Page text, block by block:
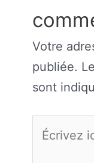
Votre
publiée.
sont
Écrivez